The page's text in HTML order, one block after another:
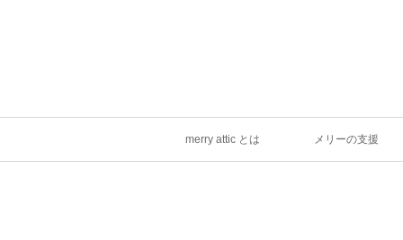
merry attic とは メリーの支援